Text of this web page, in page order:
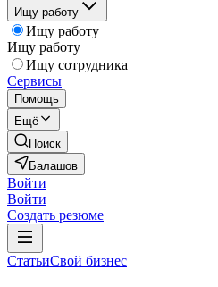
Ищу работу
Ищу работу
Ищу работу
Ищу сотрудника
Сервисы
Помощь
Ещё
Поиск
Балашов
Войти
Войти
Создать резюме
СтатьиСвой бизнес